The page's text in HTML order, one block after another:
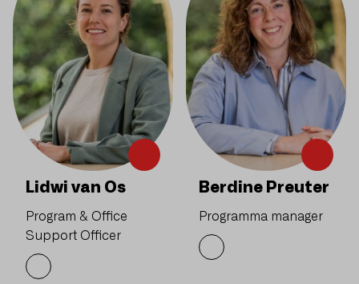
Lidwi van Os
Program & Office
Support Officer
Berdine Preuter
Programma manager